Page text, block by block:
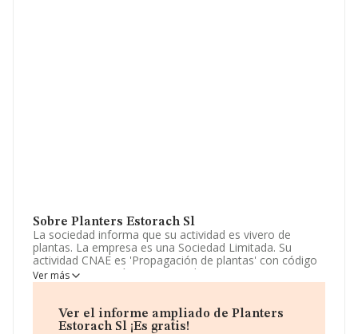
Sobre Planters Estorach Sl
La sociedad informa que su actividad es vivero de
plantas. La empresa es una Sociedad Limitada. Su
actividad CNAE es 'Propagación de plantas' con código
0130. La compañía es importadora.
facilita el número de teléfono 977597136 y su email es
contacte@plantersestorach.com
Ver más
Ver el informe ampliado de Planters
Estorach Sl ¡Es gratis!